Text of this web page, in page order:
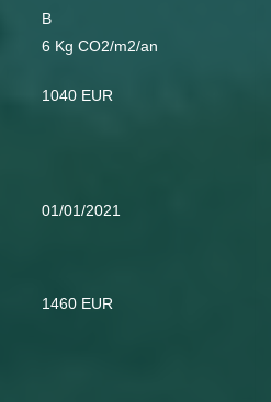
B
6 Kg CO2/m2/an
1040 EUR
01/01/2021
1460 EUR